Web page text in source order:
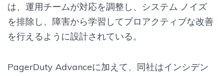
は、運用チームが対応を調整し、システム ノイズ
を排除し、障害から学習してプロアクティブな改善
を行えるように設計されている。
PagerDuty Advanceに加えて、同社はインシデン